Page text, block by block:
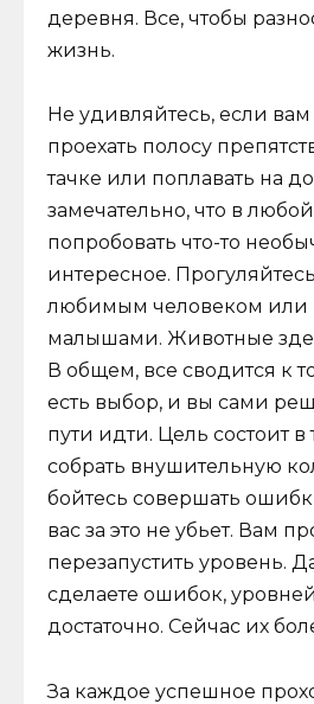
деревня. Все, чтобы
жизнь.
Не удивляйтесь, если
проехать полосу
тачке или поплавать на
замечательно, что в
попробовать что-то
интересное.
любимым человеком или
малышами. Животные
В общем, все сводится к
есть выбор, и вы сами
пути идти. Цель состоит в
собрать внушительную
бойтесь совершать
вас за это не убьет. Вам
перезапустить уровень.
сделаете ошибок,
достаточно. Сейчас их
За каждое успешное